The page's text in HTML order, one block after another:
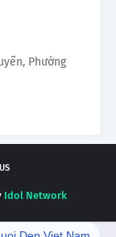
Phường
Idol Network